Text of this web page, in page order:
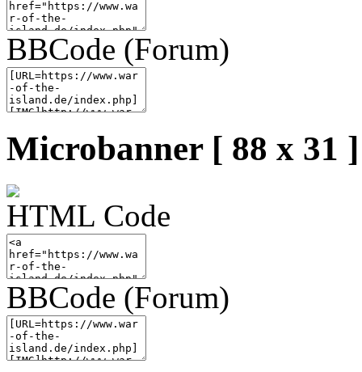
BBCode (Forum)
Microbanner [ 88 x 31 ]
HTML Code
BBCode (Forum)